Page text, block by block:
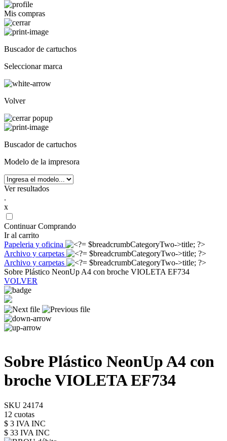
Mis compras
Buscador de cartuchos
Seleccionar marca
Volver
Buscador de cartuchos
Modelo de la impresora
Ver resultados
.
x
Continuar Comprando
Ir al carrito
Papeleria y oficina
Archivo y carpetas
Archivo y carpetas
Sobre Plástico NeonUp A4 con broche VIOLETA EF734
VOLVER
Sobre Plástico NeonUp A4 con
broche VIOLETA EF734
SKU 24174
12 cuotas
$ 3 IVA INC
$ 33 IVA INC